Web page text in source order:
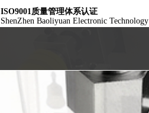
ISO9001质量管理体系认证
ShenZhen Baoliyuan Electronic